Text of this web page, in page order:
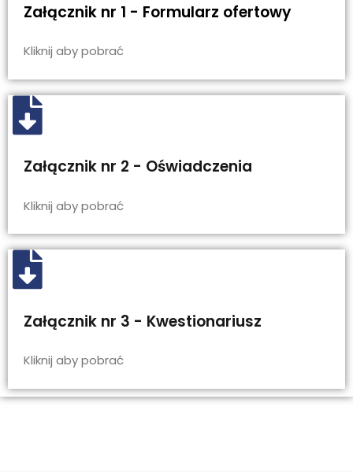
Załącznik nr 1 - Formularz ofertowy
Kliknij aby pobrać
Załącznik nr 2 - Oświadczenia
Kliknij aby pobrać
Załącznik nr 3 - Kwestionariusz
Kliknij aby pobrać